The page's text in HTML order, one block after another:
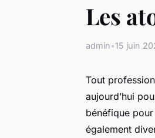
Les
admin•15 juin
Tout
aujourd’hui
bénéfique
également